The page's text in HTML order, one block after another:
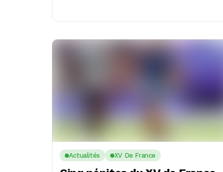
Actualités XV De France